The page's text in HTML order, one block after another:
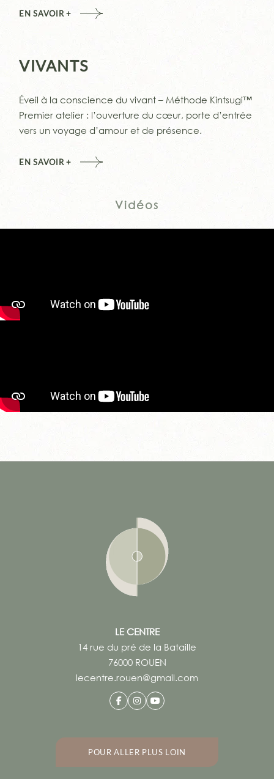
EN SAVOIR +
VIVANTS
Éveil à la conscience du vivant – Méthode Kintsugi™
Premier atelier : l’ouverture du cœur, porte d’entrée
vers un voyage d’amour et de présence.
EN SAVOIR +
Vidéos
LE CENTRE
14 rue du pré de la Bataille
76000 ROUEN
lecentre.rouen@gmail.com
POUR ALLER PLUS LOIN